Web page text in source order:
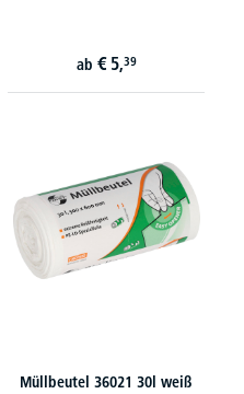
ab € 5,39
Müllbeutel 36021 30l weiß